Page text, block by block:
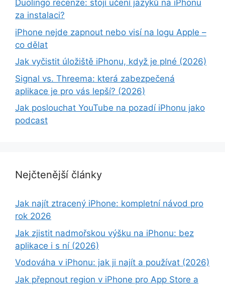
Duolingo recenze: stojí učení jazyků na iPhonu
za instalaci?
iPhone nejde zapnout nebo visí na logu Apple –
co dělat
Jak vyčistit úložiště iPhonu, když je plné (2026)
Signal vs. Threema: která zabezpečená
aplikace je pro vás lepší? (2026)
Jak poslouchat YouTube na pozadí iPhonu jako
podcast
Nejčtenější články
Jak najít ztracený iPhone: kompletní návod pro
rok 2026
Jak zjistit nadmořskou výšku na iPhonu: bez
aplikace i s ní (2026)
Vodováha v iPhonu: jak ji najít a používat (2026)
Jak přepnout region v iPhone pro App Store a